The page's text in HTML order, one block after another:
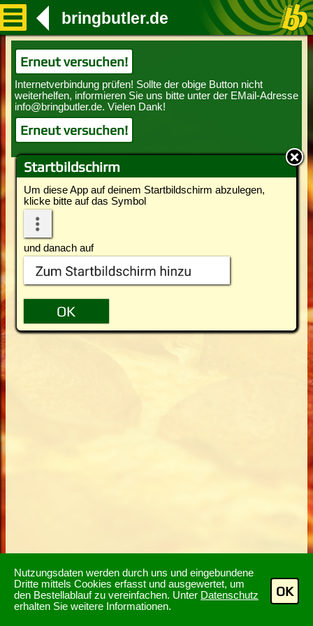
Nutzungsdaten werden durch uns und eingebundene
Dritte mittels Cookies erfasst und ausgewertet, um
den Bestellablauf zu vereinfachen. Unter Datenschutz
erhalten Sie weitere Informationen.
OK
Startbildschirm
Um diese App auf deinem Startbildschirm abzulegen,
klicke bitte auf das Symbol
und danach auf
bringbutler.de
Erneut versuchen!
Erneut versuchen!